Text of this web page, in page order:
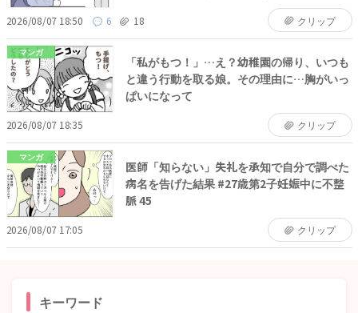
2026/08/07 18:50 6 18 クリップ
マンガ
「私がもつ！」…え？幼稚園の帰り、いつも
と違う行動を取る娘。その理由に…胸がいっ
ぱいになって
2026/08/07 18:35 クリップ
マンガ
医師「知らない」失礼を承知で自分で調べた
病名を告げた結果 #27歳第2子妊娠中に不整
脈 45
2026/08/07 17:05 クリップ
キーワード